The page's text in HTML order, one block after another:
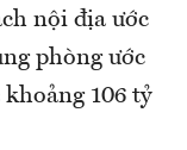
nội địa ước
phòng ước
106 tỷ